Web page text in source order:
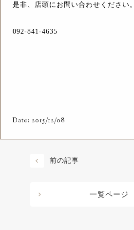
是非、店頭にお問い合わせください。
092-841-4635
Date: 2015/12/08
前の記事
一覧ページ